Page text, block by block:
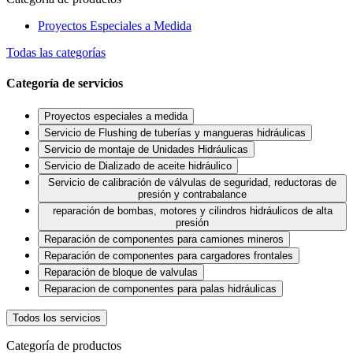
Proyectos Especiales a Medida
Todas las categorías
Categoría de servicios
Proyectos especiales a medida
Servicio de Flushing de tuberías y mangueras hidráulicas
Servicio de montaje de Unidades Hidráulicas
Servicio de Dializado de aceite hidráulico
Servicio de calibración de válvulas de seguridad, reductoras de
presión y contrabalance
reparación de bombas, motores y cilindros hidráulicos de alta
presión
Reparación de componentes para camiones mineros
Reparación de componentes para cargadores frontales
Reparación de bloque de valvulas
Reparacion de componentes para palas hidráulicas
Todos los servicios
Categoría de productos